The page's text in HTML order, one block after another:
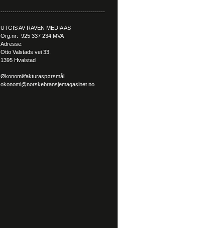
----------------------------------------------------
UTGIS AV RAVEN MEDIA AS
Org.nr: 925 337 234 MVA
Adresse:
Otto Valstads vei 33,
1395 Hvalstad
Økonomi/fakturaspørsmål
okonomi@norskebransjemagasinet.no